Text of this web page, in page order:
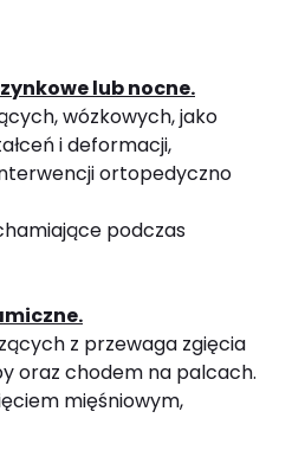
lub nocne.
wózkowych, jako
i deformacji,
ortopedyczno
podczas
z przewaga zgięcia
oraz chodem na palcach.
mięśniowym,